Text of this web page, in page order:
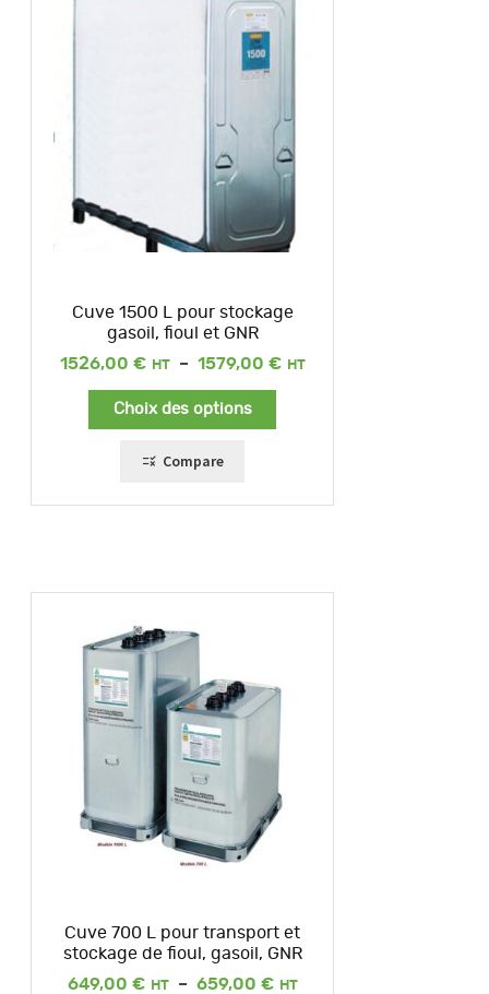
Cuve 1500 L pour stockage
gasoil, fioul et GNR
1526,00 € – 1579,00 €
Plage
Choix des options
Compare
Cuve 700 L pour transport et
stockage de fioul, gasoil, GNR
649,00 € – 659,00 €
Plage